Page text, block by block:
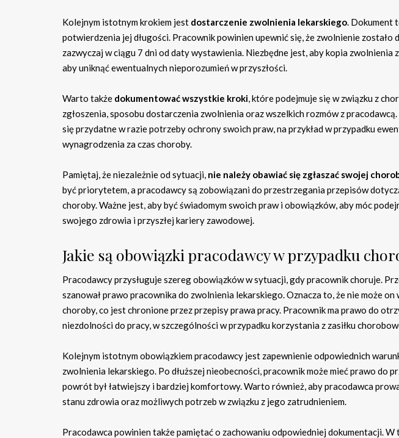
Kolejnym istotnym krokiem jest dostarczenie zwolnienia lekarskiego. Dokument
potwierdzenia jej długości. Pracownik powinien upewnić się, że zwolnienie
zazwyczaj w ciągu 7 dni od daty wystawienia. Niezbędne jest, aby kopia zwolnienia
aby uniknąć ewentualnych nieporozumień w przyszłości.
Warto także dokumentować wszystkie kroki, które podejmuje się w związku z
zgłoszenia, sposobu dostarczenia zwolnienia oraz wszelkich rozmów z
się przydatne w razie potrzeby ochrony swoich praw, na przykład w przypadku
wynagrodzenia za czas choroby.
Pamiętaj, że niezależnie od sytuacji, nie należy obawiać się zgłaszać swojej
być priorytetem, a pracodawcy są zobowiązani do przestrzegania przepisów
choroby. Ważne jest, aby być świadomym swoich praw i obowiązków, aby móc
swojego zdrowia i przyszłej kariery zawodowej.
Jakie są obowiązki pracodawcy w przypadku
Pracodawcy przysługuje szereg obowiązków w sytuacji, gdy pracownik choruje.
szanował prawo pracownika do zwolnienia lekarskiego. Oznacza to, że nie może
choroby, co jest chronione przez przepisy prawa pracy. Pracownik ma prawo do
niezdolności do pracy, w szczególności w przypadku korzystania z zasiłku
Kolejnym istotnym obowiązkiem pracodawcy jest zapewnienie odpowiednich
zwolnienia lekarskiego. Po dłuższej nieobecności, pracownik może mieć prawo do
powrót był łatwiejszy i bardziej komfortowy. Warto również, aby pracodawca
stanu zdrowia oraz możliwych potrzeb w związku z jego zatrudnieniem.
Pracodawca powinien także pamiętać o zachowaniu odpowiedniej dokumentacji.